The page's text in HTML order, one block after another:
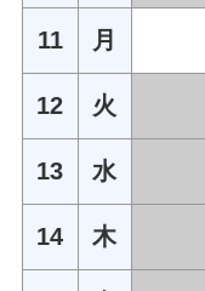
11 月
12 火
13 水
14 木